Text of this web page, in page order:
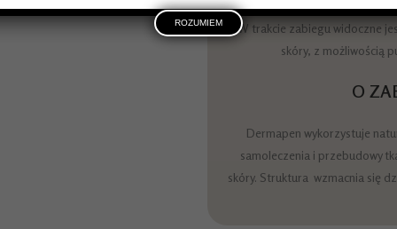
W trakcie zabiegu widoczne
skóry, z możliwością
O
Dermapen wykorzystuje
samoleczenia i przebudowy
skóry. Struktura wzmacnia się
ROZUMIEM